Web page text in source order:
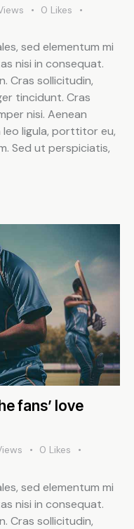
0 Likes
sed elementum mi
nisi in consequat.
Cras sollicitudin,
tincidunt. Cras
nisi. Aenean
ligula, porttitor eu,
Sed ut perspiciatis,
fans’ love
0 Likes
sed elementum mi
nisi in consequat.
Cras sollicitudin,